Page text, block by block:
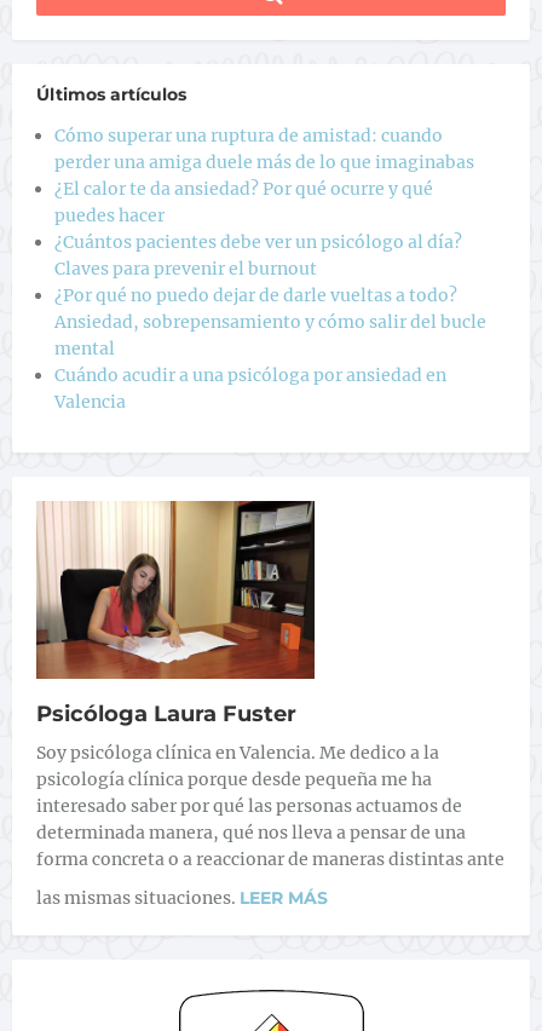
Últimos artículos
Cómo superar una ruptura de amistad: cuando
perder una amiga duele más de lo que imaginabas
¿El calor te da ansiedad? Por qué ocurre y qué
puedes hacer
¿Cuántos pacientes debe ver un psicólogo al día?
Claves para prevenir el burnout
¿Por qué no puedo dejar de darle vueltas a todo?
Ansiedad, sobrepensamiento y cómo salir del bucle
mental
Cuándo acudir a una psicóloga por ansiedad en
Valencia
Psicóloga Laura Fuster
Soy psicóloga clínica en Valencia. Me dedico a la
psicología clínica porque desde pequeña me ha
interesado saber por qué las personas actuamos de
determinada manera, qué nos lleva a pensar de una
forma concreta o a reaccionar de maneras distintas ante
las mismas situaciones. LEER MÁS